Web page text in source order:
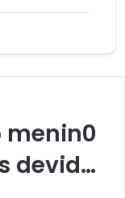
menin0
devid…